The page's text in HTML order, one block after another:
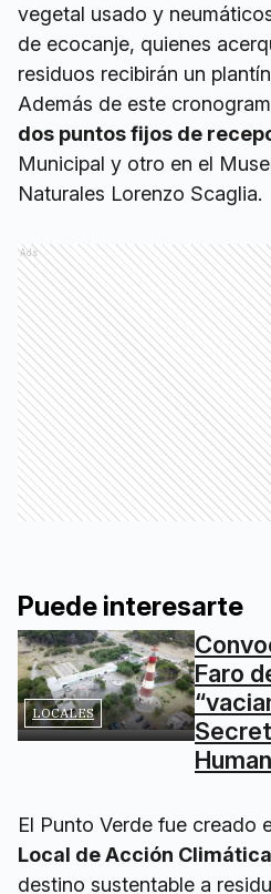
vegetal usado y
de ecocanje, quienes
residuos recibirán un
Además de este
dos puntos fijos de
Municipal y otro en el
Naturales Lorenzo Scaglia.
Ads
Puede interesarte
LOCALES
Faro
El Punto Verde fue creado
Local de Acción Climática
destino sustentable a